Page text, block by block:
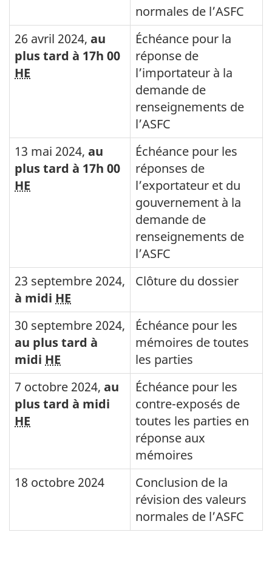
normales de l’ASFC
26 avril 2024, au
plus tard à 17h 00
HE
Échéance pour la
réponse de
l’importateur à la
demande de
renseignements de
l’ASFC
13 mai 2024, au
plus tard à 17h 00
HE
Échéance pour les
réponses de
l’exportateur et du
gouvernement à la
demande de
renseignements de
l’ASFC
23 septembre 2024,
à midi HE
Clôture du dossier
30 septembre 2024,
au plus tard à
midi HE
Échéance pour les
mémoires de toutes
les parties
7 octobre 2024, au
plus tard à midi
HE
Échéance pour les
contre-exposés de
toutes les parties en
réponse aux
mémoires
18 octobre 2024
Conclusion de la
révision des valeurs
normales de l’ASFC